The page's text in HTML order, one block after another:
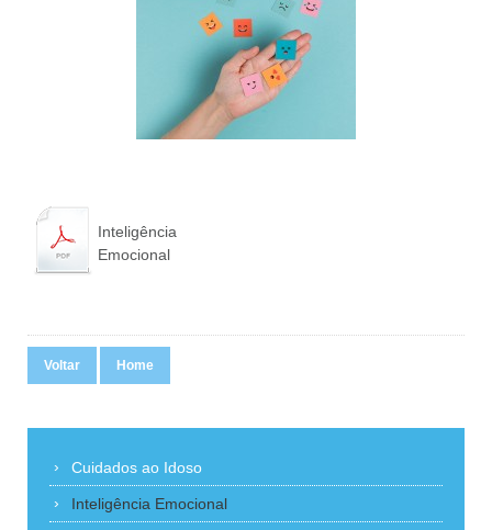
Inteligência
Emocional
Voltar Home
Cuidados ao Idoso
Inteligência Emocional